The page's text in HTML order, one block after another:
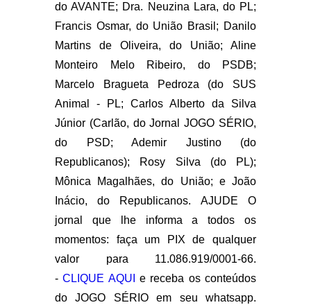
do AVANTE; Dra. Neuzina Lara, do PL;
Francis Osmar, do União Brasil; Danilo
Martins de Oliveira, do União; Aline
Monteiro Melo Ribeiro, do PSDB;
Marcelo Bragueta Pedroza (do SUS
Animal - PL; Carlos Alberto da Silva
Júnior (Carlão, do Jornal JOGO SÉRIO,
do PSD; Ademir Justino (do
Republicanos); Rosy Silva (do PL);
Mônica Magalhães, do União; e João
Inácio, do Republicanos. AJUDE O
jornal que lhe informa a todos os
momentos: faça um PIX de qualquer
valor para 11.086.919/0001-66.
-CLIQUE AQUI
e receba os conteúdos
do JOGO SÉRIO em seu whatsapp.